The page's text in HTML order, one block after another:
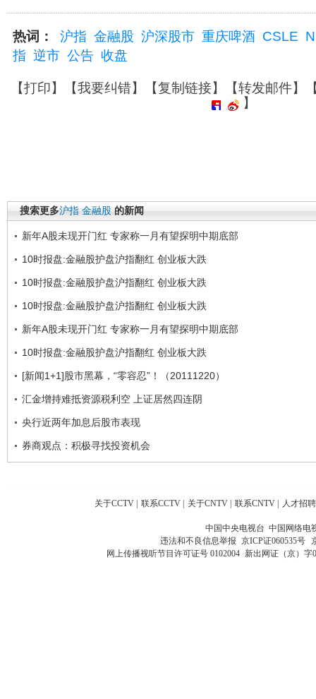
热词： 沪指 金融股 沪深股市 重庆啤酒 CSLE
指 逆市 公告 收盘
【打印】【我要纠错】【复制链接】【转发邮件】
】
搜索更多沪指 金融股 的新闻
新年A股未现开门红 专家称一月有望探明中期底部
10时报盘:金融股护盘沪指翻红 创业板大跌
10时报盘:金融股护盘沪指翻红 创业板大跌
10时报盘:金融股护盘沪指翻红 创业板大跌
新年A股未现开门红 专家称一月有望探明中期底部
10时报盘:金融股护盘沪指翻红 创业板大跌
[新闻1+1]股市黑幕，“零容忍”！（20111220）
汇金增持难抵资源税利空 上证居然四连阴
央行近两年加息后股市表现
券商观点：积极寻找投资机会
关于CCTV | 联系CCTV | 关于CNTV | 联系CNTV | 人才招聘
中国中央电视台 中国网络电
违法和不良信息举报 京ICP证060535号
网上传播视听节目许可证号 0102004 新出网证（京）